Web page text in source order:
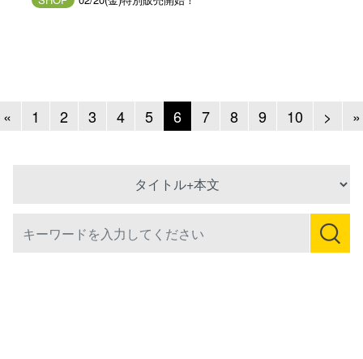
«Previous
1 2 3 4 5 6 7 8 9 10 > Next
»